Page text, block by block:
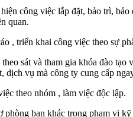
công việc lắp đặt, bảo trì,
quan.
, triển khai công việc theo sự
sát và tham gia khóa đào tạo
dịch vụ mà công ty cung cấp
theo nhóm , làm việc độc lập.
phòng ban khác trong phạm vi kỹ